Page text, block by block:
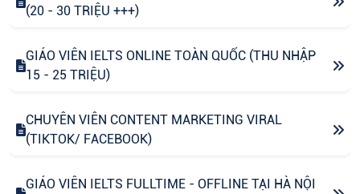
(20 - 30 TRIỆU +++)
GIÁO VIÊN IELTS ONLINE TOÀN QUỐC (THU NHẬP
15 - 25 TRIỆU)
CHUYÊN VIÊN CONTENT MARKETING VIRAL
(TIKTOK/ FACEBOOK)
GIÁO VIÊN IELTS FULLTIME - OFFLINE TẠI HÀ NỘI